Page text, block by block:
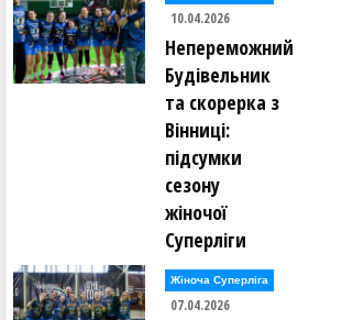
10.04.2026
Непереможний
Будівельник
та скорерка з
Вінниці:
підсумки
сезону
жіночої
Суперліги
Жіноча Суперліга
07.04.2026